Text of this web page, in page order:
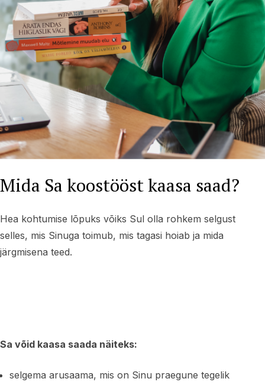
Mida Sa koostööst kaasa saad?
Hea kohtumise lõpuks võiks Sul olla rohkem selgust
selles, mis Sinuga toimub, mis tagasi hoiab ja mida
järgmisena teed.
Sa võid kaasa saada näiteks:
selgema arusaama, mis on Sinu praegune tegelik